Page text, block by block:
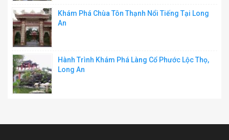
Khám Phá Chùa Tôn Thạnh Nổi Tiếng Tại Long
An
Hành Trình Khám Phá Làng Cổ Phước Lộc Thọ,
Long An